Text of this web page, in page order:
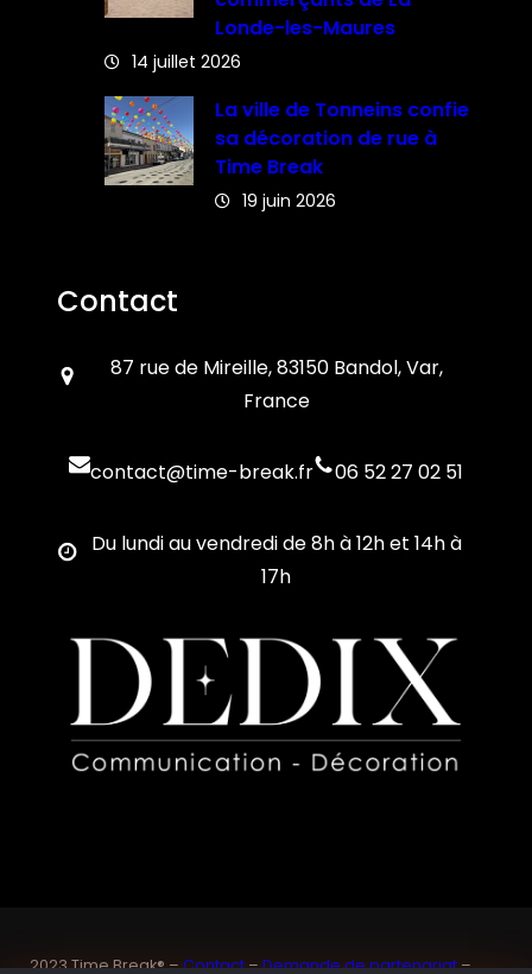
Londe-les-Maures
14 juillet 2026
La ville de Tonneins confie
sa décoration de rue à
Time Break
19 juin 2026
Contact
87 rue de Mireille, 83150 Bandol, Var,
France
contact@time-break.fr 06 52 27 02 51
Du lundi au vendredi de 8h à 12h et 14h à
17h
2023 Time Break® –Contact–Demande de partenariat–